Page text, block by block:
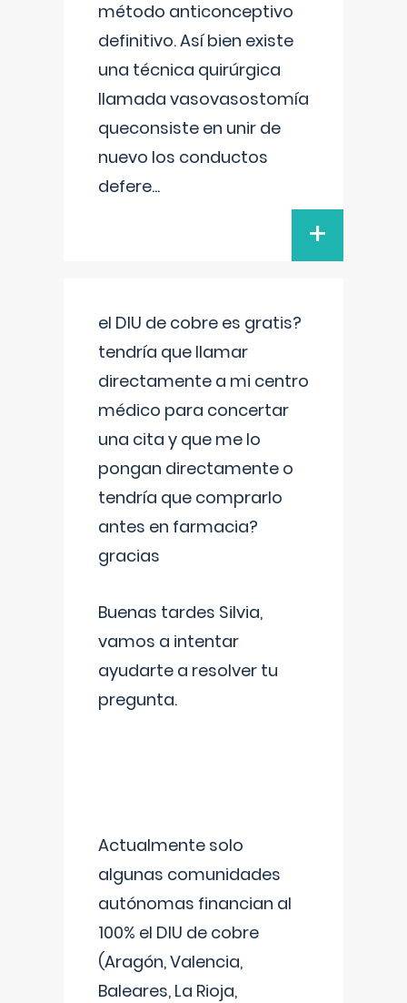
método anticonceptivo
definitivo. Así bien existe
una técnica quirúrgica
llamada vasovasostomía
queconsiste en unir de
nuevo los conductos
defere...
+
el DIU de cobre es gratis?
tendría que llamar
directamente a mi centro
médico para concertar
una cita y que me lo
pongan directamente o
tendría que comprarlo
antes en farmacia?
gracias
Buenas tardes Silvia,
vamos a intentar
ayudarte a resolver tu
pregunta.
Actualmente solo
algunas comunidades
autónomas financian al
100% el DIU de cobre
(Aragón, Valencia,
Baleares, La Rioja,